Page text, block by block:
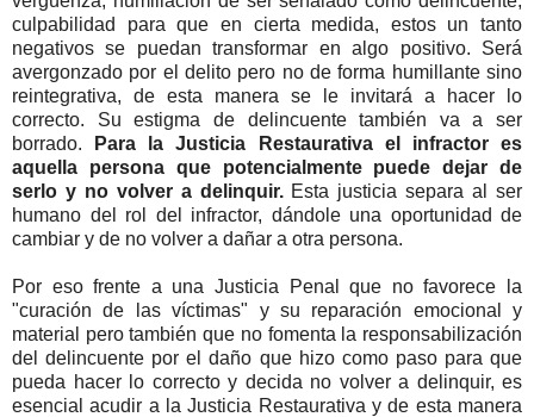
culpabilidad para que en cierta medida, estos un tanto
negativos se puedan transformar en algo positivo. Será
avergonzado por el delito pero no de forma humillante sino
reintegrativa, de esta manera se le invitará a hacer lo
correcto. Su estigma de delincuente también va a ser
borrado.
Para la Justicia Restaurativa el infractor es
aquella persona que potencialmente puede dejar de
serlo y no volver a delinquir. Esta justicia separa al ser
humano del rol del infractor, dándole una oportunidad de
cambiar y de no volver a dañar a otra persona.
Por eso frente a una Justicia Penal que no favorece la
"curación de las víctimas" y su reparación emocional y
material pero también que no fomenta la responsabilización
del delincuente por el daño que hizo como paso para que
pueda hacer lo correcto y decida no volver a delinquir, es
esencial acudir a la Justicia Restaurativa y de esta manera